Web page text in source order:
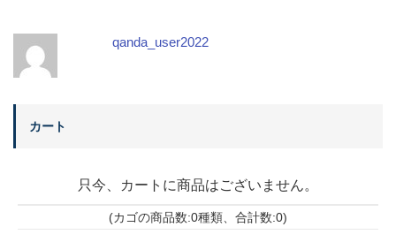
qanda_user2022
カート
只今、カートに商品はございません。
(カゴの商品数:0種類、合計数:0)